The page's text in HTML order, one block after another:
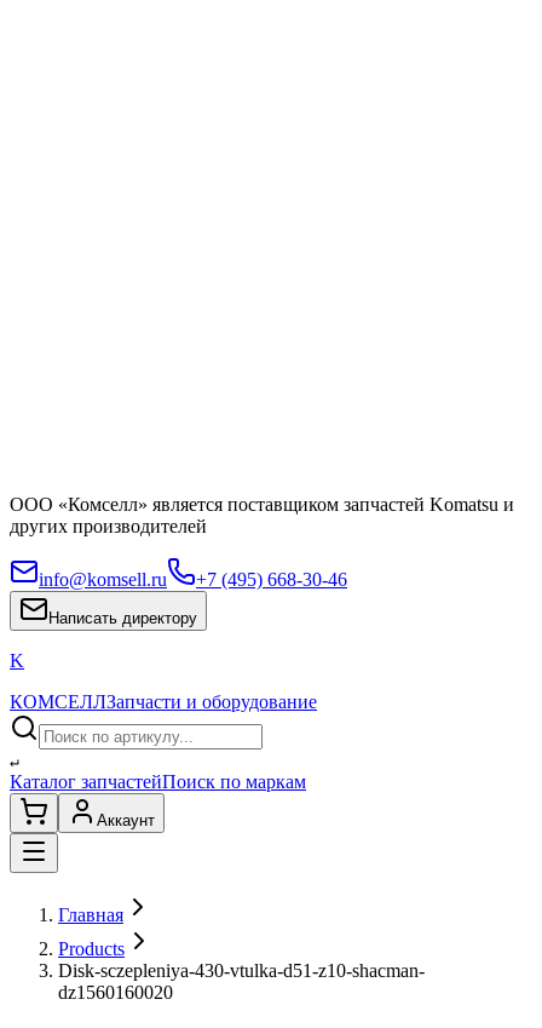
ООО «Комселл» является поставщиком запчастей Komatsu и
других производителей
info@komsell.ru +7 (495) 668-30-46
Написать директору
K
КОМСЕЛЛЗапчасти и оборудование
↵
Каталог запчастейПоиск по маркам
Аккаунт
Главная
Products
Disk-sczepleniya-430-vtulka-d51-z10-shacman-
dz1560160020